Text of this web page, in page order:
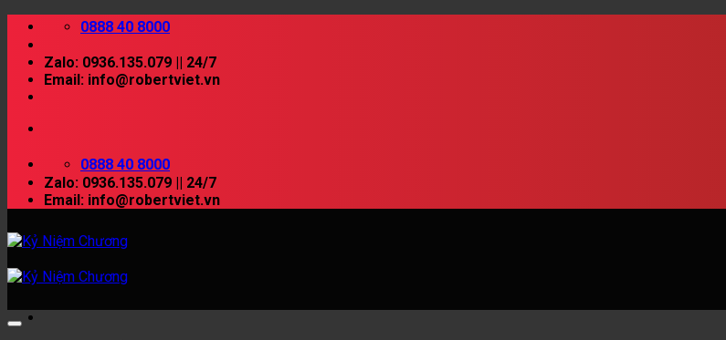
Skip
content
0888 40 8000
Zalo: 0936.135.079 || 24/7
Email: info@robertviet.vn
0888 40 8000
Zalo: 0936.135.079 || 24/7
Email: info@robertviet.vn